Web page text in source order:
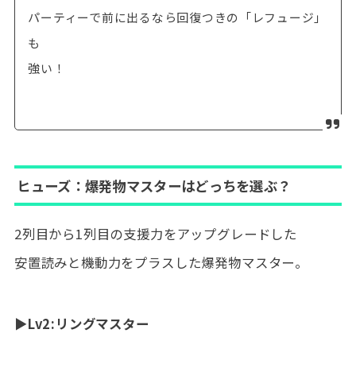
パーティーで前に出るなら回復つきの「レフュージ」
も
強い！
ヒューズ：爆発物マスターはどっちを選ぶ？
2列目から1列目の支援力をアップグレードした
安置読みと機動力をプラスした爆発物マスター。
▶Lv2:リングマスター